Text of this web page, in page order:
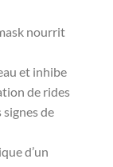
nourrit
et inhibe
de rides
de
d’un